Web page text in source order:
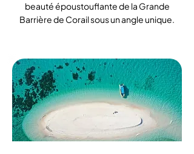
beauté époustouflante de la Grande
Barrière de Corail sous un angle unique.